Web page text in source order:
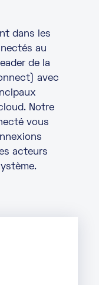
dans les
au
de la
avec
Notre
vous
acteurs